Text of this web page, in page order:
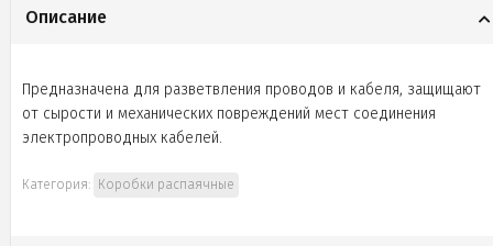
Описание
Предназначена для разветвления проводов и кабеля, защищают
от сырости и механических повреждений мест соединения
электропроводных кабелей.
Категория: Коробки распаячные